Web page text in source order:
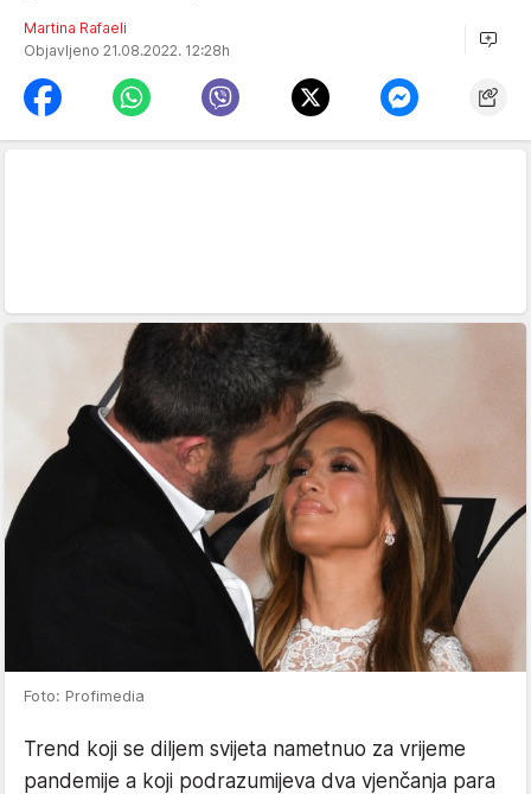
Martina Rafaeli
Objavljeno 21.08.2022. 12:28h
Foto: Profimedia
Trend koji se diljem svijeta nametnuo za vrijeme
pandemije a koji podrazumijeva dva vjenčanja para